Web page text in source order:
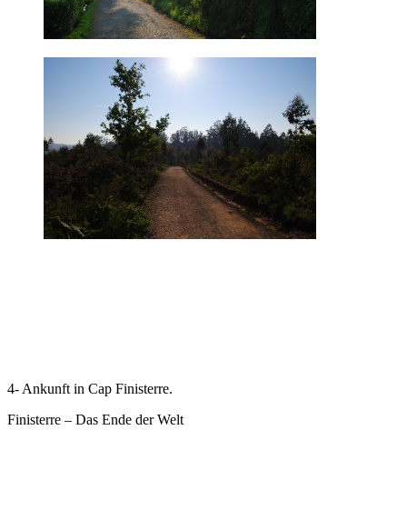
4- Ankunft in Cap Finisterre.
Finisterre – Das Ende der Welt